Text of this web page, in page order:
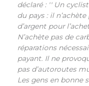
déclaré : ′′ Un
du pays : il
d’argent pour
N’achète pas de
réparations
payant. Il ne
pas d’autoroutes
Les gens en bonne